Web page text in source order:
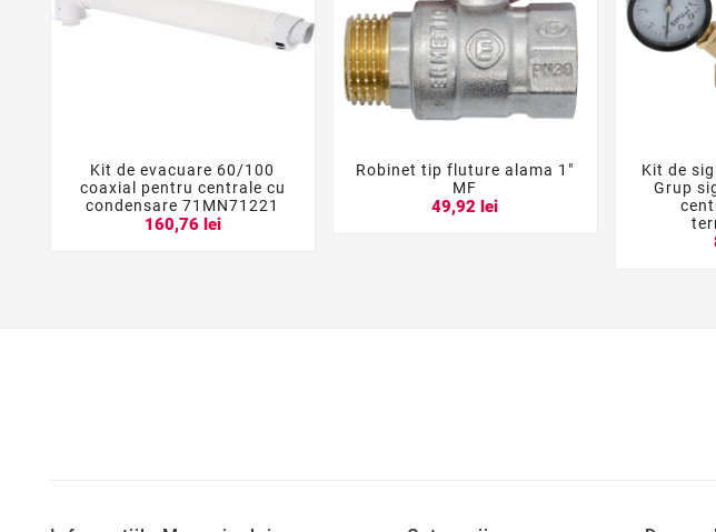
  
Kit de evacuare 60/100
coaxial pentru centrale cu
condensare 71MN71221
160,76 lei

Robinet tip fluture alama 1"
MF
49,92 lei

Kit de
Grup